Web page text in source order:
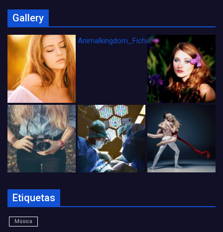
Gallery
Animalkingdom_FichaCine
Etiquetas
Música